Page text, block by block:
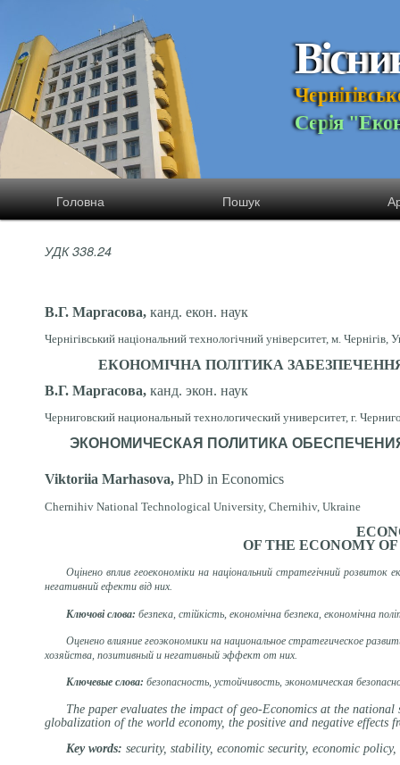
Вісни
Чернігівськ
Серія "Еко
Головна Пошук
УДК 338.24
В.Г. Маргасова, канд. екон. наук
Чернігівський національний технологічний університет, м. Чернігів,
ЕКОНОМІЧНА ПОЛІТИКА
В.Г. Маргасова, канд. экон. наук
Черниговский национальный технологический университет, г.
ЭКОНОМИЧЕСКАЯ ПОЛИТИКА
Viktoriia Marhasova, PhD in Economics
Chernihiv National Technological University, Сhernihiv, Ukraine
OF THE ECONOMY
Оцінено вплив геоекономіки на національний стратегічний розвиток
негативний ефекти від них.
Ключові слова: безпека, стійкість, економічна безпека, економічна
Оценено влияние геоэкономики на национальное стратегическое
хозяйства, позитивный и негативный эффект от них.
Ключевые слова: безопасность, устойчивость, экономическая
The paper evaluates the impact of geo-Economics at the
globalization of the world economy, the positive and negative effects
Key words: security, stability, economic security, economic